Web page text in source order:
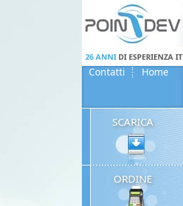
26 ANNIDI ESPERIENZA IT
Contatti Home
SCARICA
ORDINE
Panneau de gestion des cookies